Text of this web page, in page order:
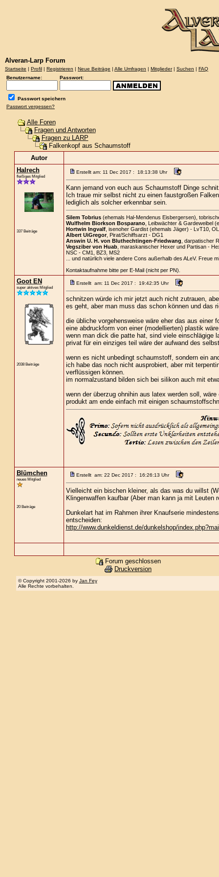
Alveran-Larp Forum
Startseite | Profil | Registrieren | Neue Beiträge | Alle Umfragen | Mitglieder| Suchen | FAQ
Benutzername:
Passwort:
Passwort speichern
Passwort vergessen?
Alle Foren
Fragen und Antworten
Fragen zu LARP
Falkenkopf aus Schaumstoff
Autor
Halrech
fleißiges Mitglied
337 Beiträge
Erstellt am: 11 Dec 2017 : 18:13:38 Uhr
Kann jemand von euch aus Schaumstoff Dinge
Ich traue mir selbst nicht zu einen faustgroßen
lediglich als solcher erkennbar sein.
Silem Tobrius(ehemals Hal-Mendenus Eisbergersen),
Wulfhelm Biorkson Bosparano, Leibwächter & Gardeweibel
Hortwin Ingvalf, isenoher Gardist (ehemals Jäger) - LvT10,
Albert UiGregor, Pirat/Schiffsarzt - DG1
Answin U. H. von Bluthechtingen-Friedwang , darpatischer
Vegsziber von Huab, maraskanischer Hexer und Partisan -
NSC - CM1, BZ3, MS2
... und natürlich viele andere Cons außerhalb des ALeV. Freue
Kontaktaufnahme bitte per E-Mail (nicht per PN).
Goot EN
super aktives Mitglied
2038 Beiträge
Erstellt am: 11 Dec 2017 : 19:42:35 Uhr
schnitzen würde ich mir jetzt auch nicht zutrauen,
es geht, aber man muss das schon können und das
die übliche vorgehensweise wäre eher das aus einer
eine abdruckform von einer (modellierten) plastik
wenn man dick die patte hat, sind viele einschlägige
privat für ein einziges teil wäre der aufwand des
wenn es nicht unbedingt schaumstoff, sondern ein
ich habe das noch nicht ausprobiert, aber mit
verflüssigen können.
im normalzustand bilden sich bei silikon auch mit
wenn der überzug ohnihin aus latex werden soll,
produkt am ende einfach mit einigen
Blümchen
neues Mitglied
20 Beiträge
Erstellt am: 22 Dec 2017 : 16:26:13 Uhr
Vielleicht ein bischen kleiner, als das was du willst
Klingenwaffen kaufbar (Aber man kann ja mit Leuten
Dunkelart hat im Rahmen ihrer Knaufserie
entscheiden:
http://www.dunkeldienst.de/dunkelshop/
Forum geschlossen
Druckversion
© Copyright 2001-2026 by Jan Fey
Alle Rechte vorbehalten.